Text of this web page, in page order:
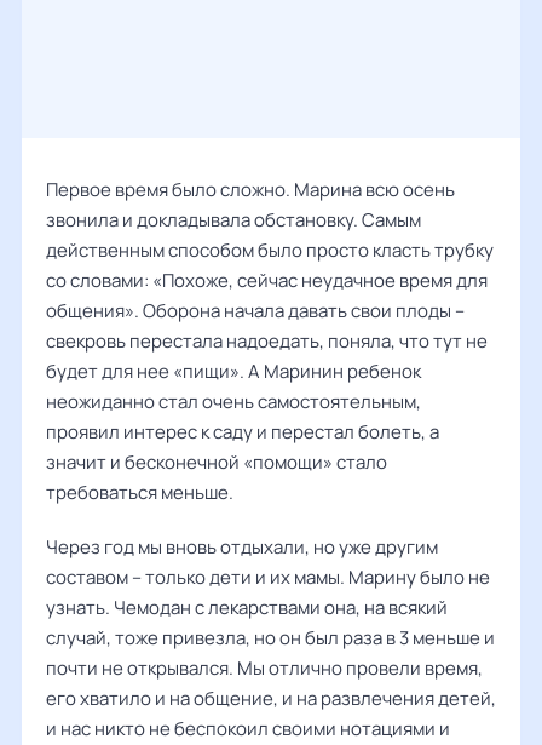
Первое время было сложно. Марина всю осень
звонила и докладывала обстановку. Самым
действенным способом было просто класть трубку
со словами: «Похоже, сейчас неудачное время для
общения». Оборона начала давать свои плоды –
свекровь перестала надоедать, поняла, что тут не
будет для нее «пищи». А Маринин ребенок
неожиданно стал очень самостоятельным,
проявил интерес к саду и перестал болеть, а
значит и бесконечной «помощи» стало
требоваться меньше.
Через год мы вновь отдыхали, но уже другим
составом – только дети и их мамы. Марину было не
узнать. Чемодан с лекарствами она, на всякий
случай, тоже привезла, но он был раза в 3 меньше и
почти не открывался. Мы отлично провели время,
его хватило и на общение, и на развлечения детей,
и нас никто не беспокоил своими нотациями и